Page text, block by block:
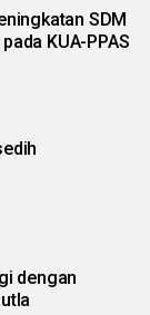
SDM
KUA-PPAS
dengan